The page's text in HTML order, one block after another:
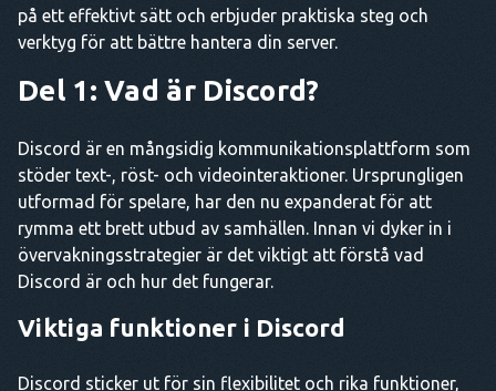
på ett effektivt sätt och erbjuder praktiska steg och
verktyg för att bättre hantera din server.
Del 1: Vad är Discord?
Discord är en mångsidig kommunikationsplattform som
stöder text-, röst- och videointeraktioner. Ursprungligen
utformad för spelare, har den nu expanderat för att
rymma ett brett utbud av samhällen. Innan vi dyker in i
övervakningsstrategier är det viktigt att förstå vad
Discord är och hur det fungerar.
Viktiga funktioner i Discord
Discord sticker ut för sin flexibilitet och rika funktioner,